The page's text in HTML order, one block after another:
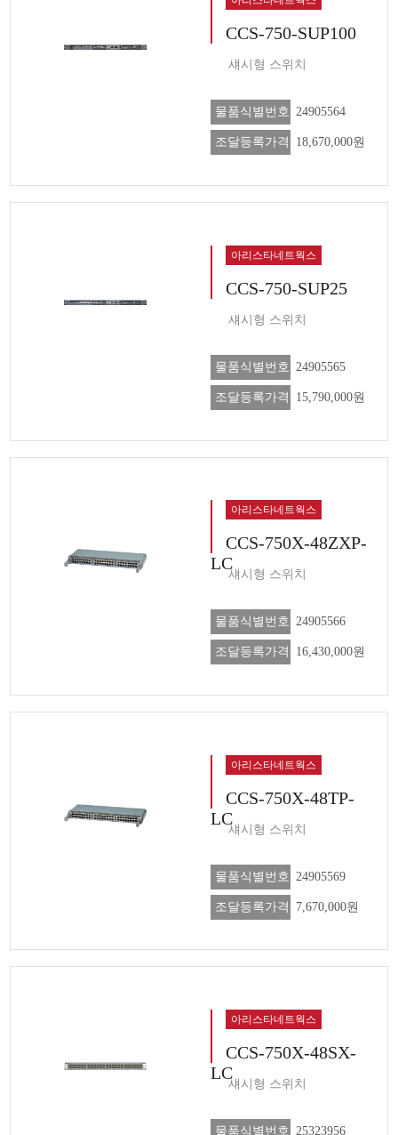
CCS-750-SUP100
섀시형 스위치
물품식별번호 24905564
조달등록가격 18,670,000원
아리스타네트웍스
CCS-750-SUP25
섀시형 스위치
물품식별번호 24905565
조달등록가격 15,790,000원
아리스타네트웍스
CCS-750X-48ZXP-
LC
섀시형 스위치
물품식별번호 24905566
조달등록가격 16,430,000원
아리스타네트웍스
CCS-750X-48TP-
LC
섀시형 스위치
물품식별번호 24905569
조달등록가격 7,670,000원
아리스타네트웍스
CCS-750X-48SX-
LC
섀시형 스위치
물품식별번호 25323956